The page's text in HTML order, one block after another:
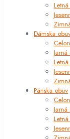
Dámska
Pánska obuv